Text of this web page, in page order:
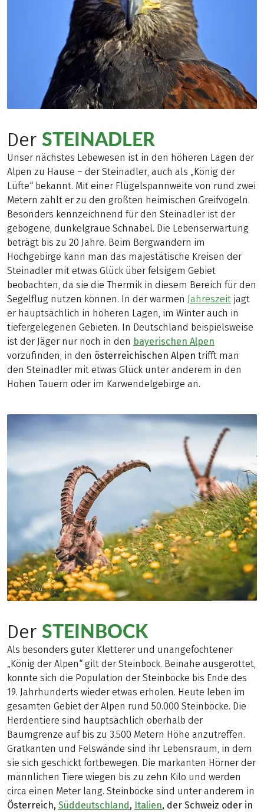
Der STEINADLER
Unser nächstes Lebewesen ist in den höheren Lagen der
Alpen zu Hause – der Steinadler, auch als „König der
Lüfte“ bekannt. Mit einer Flügelspannweite von rund zwei
Metern zählt er zu den größten heimischen Greifvögeln.
Besonders kennzeichnend für den Steinadler ist der
gebogene, dunkelgraue Schnabel. Die Lebenserwartung
beträgt bis zu 20 Jahre. Beim Bergwandern im
Hochgebirge kann man das majestätische Kreisen der
Steinadler mit etwas Glück über felsigem Gebiet
beobachten, da sie die Thermik in diesem Bereich für den
Segelflug nutzen können. In der warmen Jahreszeit jagt
er hauptsächlich in höheren Lagen, im Winter auch in
tiefergelegenen Gebieten. In Deutschland beispielsweise
ist der Jäger nur noch in den bayerischen Alpen
vorzufinden, in den österreichischen Alpen trifft man
den Steinadler mit etwas Glück unter anderem in den
Hohen Tauern oder im Karwendelgebirge an.
Der STEINBOCK
Als besonders guter Kletterer und unangefochtener
„König der Alpen“ gilt der Steinbock. Beinahe ausgerottet,
konnte sich die Population der Steinböcke bis Ende des
19. Jahrhunderts wieder etwas erholen. Heute leben im
gesamten Gebiet der Alpen rund 50.000 Steinböcke. Die
Herdentiere sind hauptsächlich oberhalb der
Baumgrenze auf bis zu 3.500 Metern Höhe anzutreffen.
Gratkanten und Felswände sind ihr Lebensraum, in dem
sie sich geschickt fortbewegen. Die markanten Hörner der
männlichen Tiere wiegen bis zu zehn Kilo und werden
circa einen Meter lang. Steinböcke sind unter anderem in
Österreich, Süddeutschland , Italien, der Schweiz oder in